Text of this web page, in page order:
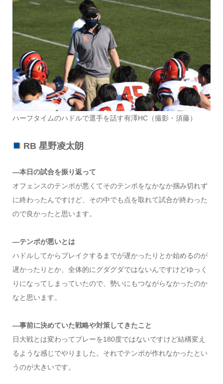
ハーフタイムのハドルで選手を話す有澤HC（撮影・須藤）
RB 星野凌太朗
―本日の試合を振り返って
オフェンスのテンポが悪くてそのテンポをなかなか掴み切れず
に終わったんですけど、その中でも点を取れて試合が終わった
ので良かったと思います。
―テンポが悪いとは
ハドルしてからブレイクするまでが遅かったりとか始めるのが
遅かったりとか、全体的にグダグダではないんですけどゆっく
りになってしまっていたので、勢いにもつながらなかったのか
なと思います。
―事前に決めていた戦略や対策してきたこと
日大戦とは変わってプレーを180度ではないですけど結構変え
るような感じでやりました。それでテンポが作れなかったとい
うのが大きいです。